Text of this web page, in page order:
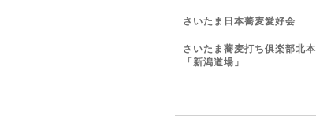
さいたま日本蕎麦愛好会
さいたま蕎麦打ち俱楽部北本
「新潟道場」